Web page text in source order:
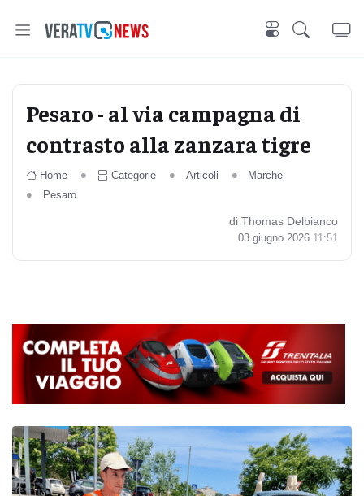
Pesaro - al via campagna di
contrasto alla zanzara tigre
Home Categorie Articoli
Marche
Pesaro
di Thomas Delbianco
03 giugno 2026 11:51